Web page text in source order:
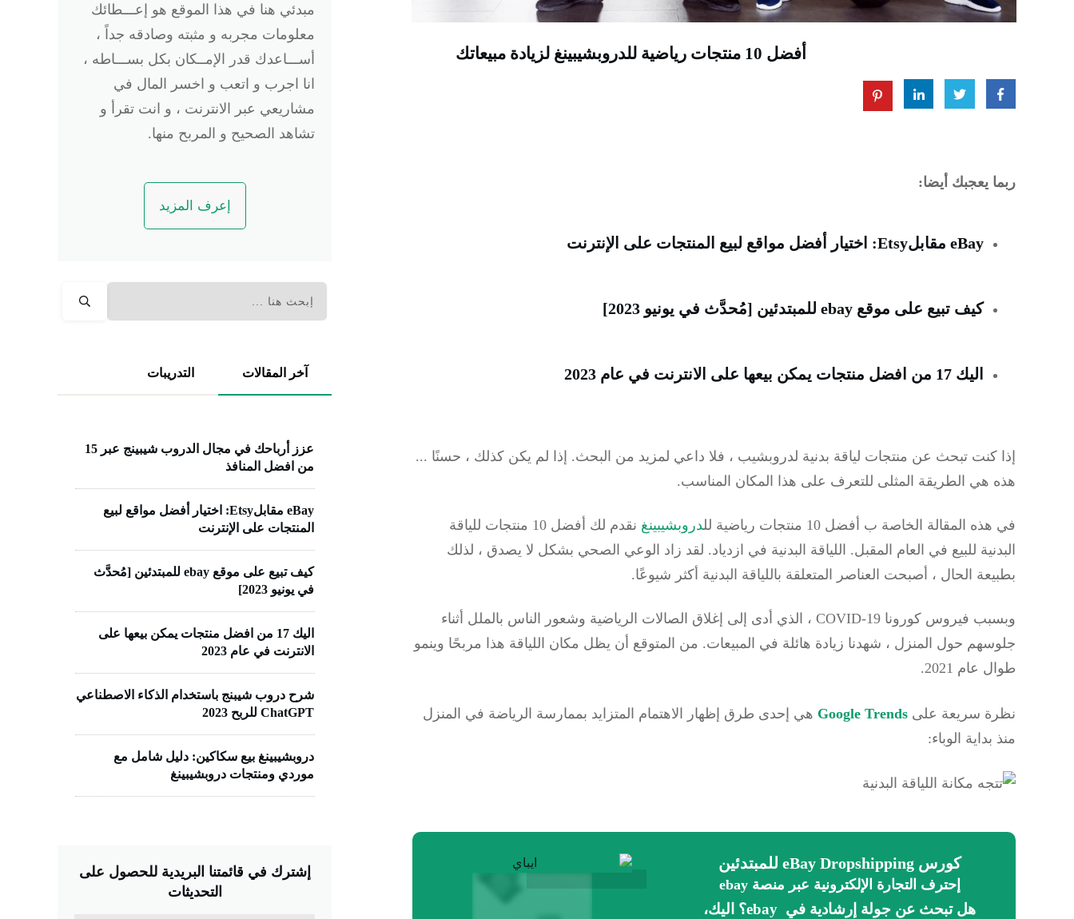
أفضل 10 منتجات رياضية للدروبشيبينغ لزيادة مبيعاتك
ربما يعجبك أيضا:
eBay مقابلEtsy: اختيار أفضل مواقع لبيع المنتجات على الإنترنت
كيف تبيع على موقع ebay للمبتدئين [مُحدَّث في يونيو 2023]
اليك 17 من افضل منتجات يمكن بيعها على الانترنت في عام 2023
إذا كنت تبحث عن منتجات لياقة بدنية لدروبشيب ، فلا داعي لمزيد من البحث. إذا لم يكن كذلك ، حسنًا ...
هذه هي الطريقة المثلى للتعرف على هذا المكان المناسب.
في هذه المقالة الخاصة ب أفضل 10 منتجات رياضية لل دروبشيبينغ
نقدم لك أفضل 10 منتجات للياقة
البدنية للبيع في العام المقبل. اللياقة البدنية في ازدياد. لقد زاد الوعي الصحي بشكل لا يصدق ، لذلك
بطبيعة الحال ، أصبحت العناصر المتعلقة باللياقة البدنية أكثر شيوعًا.
وبسبب فيروس كورونا COVID-19 ، الذي أدى إلى إغلاق الصالات الرياضية وشعور الناس بالملل أثناء
جلوسهم حول المنزل ، شهدنا زيادة هائلة في المبيعات. من المتوقع أن يظل مكان اللياقة هذا مربحًا وينمو
طوال عام 2021.
نظرة سريعة على Google Trends هي إحدى طرق إظهار الاهتمام المتزايد بممارسة الرياضة في المنزل
منذ بداية الوباء:
كورس eBay Dropshipping للمبتدئين
إحترف التجارة الإلكترونية عبر منصة ebay
هل تبحث عن جولة إرشادية في ebay؟ ليك،
مبدئي هنا في هذا الموقع هو إعـــطائك
معلومات مجربه و مثبته وصادقه جداً ،
أســـاعدك قدر الإمــكان بكل بســـاطه ،
انا اجرب و اتعب و اخسر المال في
مشاريعي عبر الانترنت ، و انت تقرأ و
تشاهد الصحيح و المربح منها.
إعرف المزيد
آخر المقالات التدريبات
عزز أرباحك في مجال الدروب شيبينج عبر 15
من افضل المنافذ
eBay مقابلEtsy: اختيار أفضل مواقع لبيع
المنتجات على الإنترنت
كيف تبيع على موقع ebay للمبتدئين [مُحدَّث
في يونيو 2023]
اليك 17 من افضل منتجات يمكن بيعها على
الانترنت في عام 2023
شرح دروب شيبنج باستخدام الذكاء الاصطناعي
ChatGPT للربح 2023
دروبشيبينغ بيع سكاكين: دليل شامل مع
موردي ومنتجات دروبشيبينغ
إشترك في قائمتنا البريدية للحصول على
التحديثات